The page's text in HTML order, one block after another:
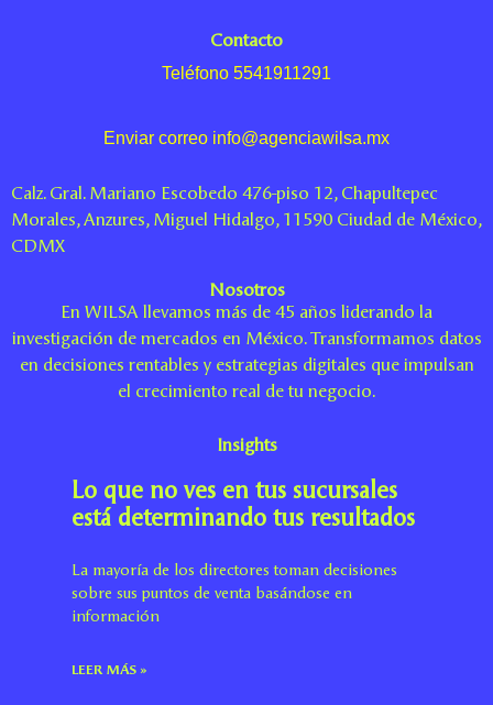
Contacto
Teléfono 5541911291
Enviar correo info@agenciawilsa.mx
Calz. Gral. Mariano Escobedo 476-piso 12, Chapultepec
Morales, Anzures, Miguel Hidalgo, 11590 Ciudad de México,
CDMX
Nosotros
En WILSA llevamos más de 45 años liderando la
investigación de mercados en México. Transformamos datos
en decisiones rentables y estrategias digitales que impulsan
el crecimiento real de tu negocio.
Insights
Lo que no ves en tus sucursales
está determinando tus resultados
La mayoría de los directores toman decisiones
sobre sus puntos de venta basándose en
información
LEER MÁS »